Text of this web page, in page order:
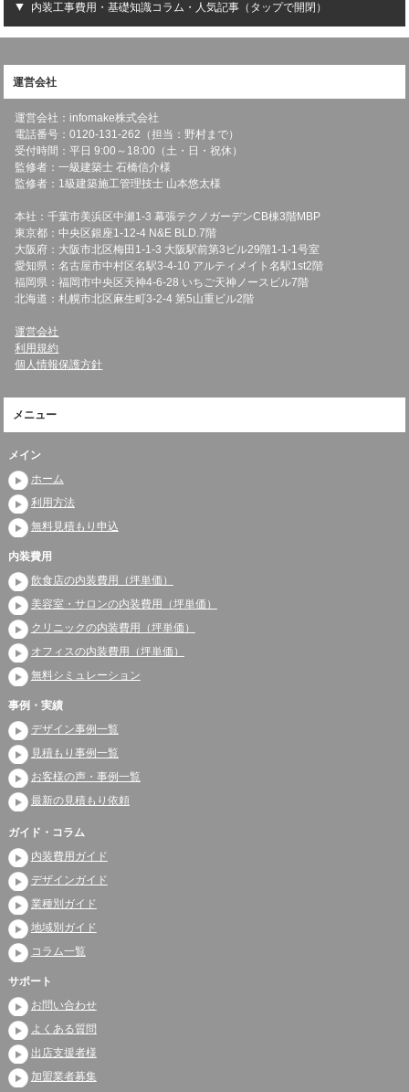
内装工事費用・基礎知識コラム・人気記事（タップで開閉）
運営会社
運営会社：infomake株式会社
電話番号：0120-131-262（担当：野村まで）
受付時間：平日 9:00～18:00（土・日・祝休）
監修者：一級建築士 石橋信介様
監修者：1級建築施工管理技士 山本悠太様
本社：千葉市美浜区中瀬1-3 幕張テクノガーデンCB棟3階MBP
東京都：中央区銀座1-12-4 N&E BLD.7階
大阪府：大阪市北区梅田1-1-3 大阪駅前第3ビル29階1-1-1号室
愛知県：名古屋市中村区名駅3-4-10 アルティメイト名駅1st2階
福岡県：福岡市中央区天神4-6-28 いちご天神ノースビル7階
北海道：札幌市北区麻生町3-2-4 第5山重ビル2階
運営会社
利用規約
個人情報保護方針
メニュー
メイン
ホーム
利用方法
無料見積もり申込
内装費用
飲食店の内装費用（坪単価）
美容室・サロンの内装費用（坪単価）
クリニックの内装費用（坪単価）
オフィスの内装費用（坪単価）
無料シミュレーション
事例・実績
デザイン事例一覧
見積もり事例一覧
お客様の声・事例一覧
最新の見積もり依頼
ガイド・コラム
内装費用ガイド
デザインガイド
業種別ガイド
地域別ガイド
コラム一覧
サポート
お問い合わせ
よくある質問
出店支援者様
加盟業者募集